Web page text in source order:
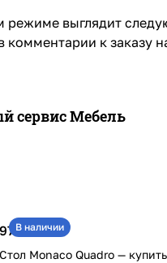
режиме выглядит
комментарии к
сервис Мебель
В наличии
97 800 ₽
Стол Monaco Quadro —